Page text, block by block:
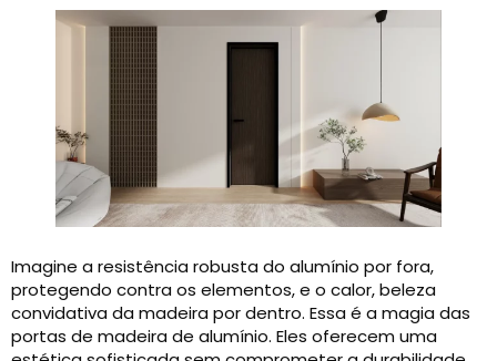
Imagine a resistência robusta do alumínio por fora,
protegendo contra os elementos, e o calor, beleza
convidativa da madeira por dentro. Essa é a magia das
portas de madeira de alumínio. Eles oferecem uma